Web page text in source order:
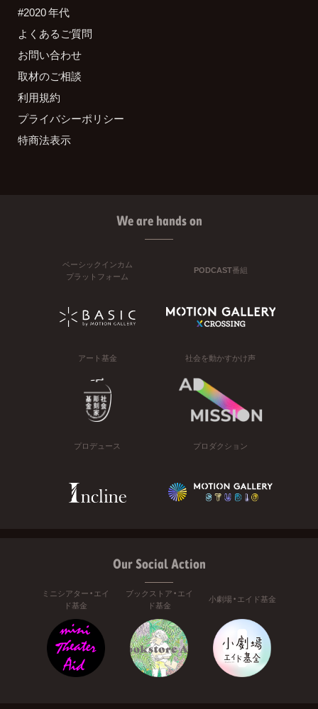
#2020 年代
よくあるご質問
お問い合わせ
取材のご相談
利用規約
プライバシーポリシー
特商法表示
We are hands on
ベーシックインカム
プラットフォーム
PODCAST番組
アート基金 社会を動かすかけ声
プロデュース プロダクション
Our Social Action
ミニシアター・エイ
ド基金
ブックストア・エイ
ド基金
小劇場・エイド基金